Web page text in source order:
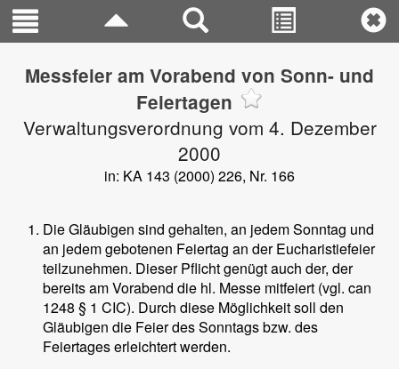
Messfeier am Vorabend von Sonn- und
Feiertagen
Verwaltungsverordnung vom 4. Dezember
2000
in: KA 143 (2000) 226, Nr. 166
Die Gläubigen sind gehalten, an jedem Sonntag und
an jedem gebotenen Feiertag an der Eucharistiefeier
teilzunehmen. Dieser Pflicht genügt auch der, der
bereits am Vorabend die hl. Messe mitfeiert (vgl. can
1248 § 1 CIC). Durch diese Möglichkeit soll den
Gläubigen die Feier des Sonntags bzw. des
Feiertages erleichtert werden.